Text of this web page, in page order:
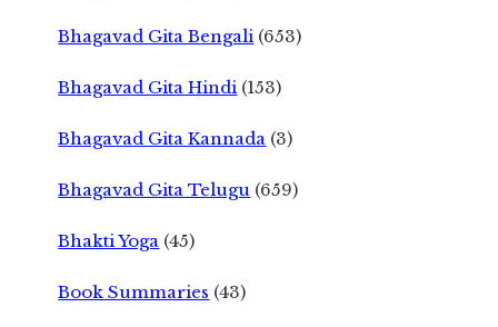
Bhagavad Gita Bengali (653)
Bhagavad Gita Hindi (153)
Bhagavad Gita Kannada (3)
Bhagavad Gita Telugu (659)
Bhakti Yoga (45)
Book Summaries (43)